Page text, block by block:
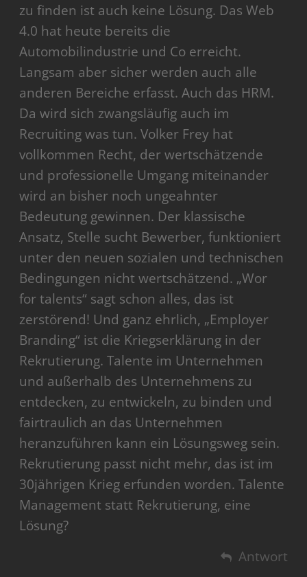
zu finden ist auch keine Lösung. Das Web
4.0 hat heute bereits die
Automobilindustrie und Co erreicht.
Langsam aber sicher werden auch alle
anderen Bereiche erfasst. Auch das HRM.
Da wird sich zwangsläufig auch im
Recruiting was tun. Volker Frey hat
vollkommen Recht, der wertschätzende
und professionelle Umgang miteinander
wird an bisher noch ungeahnter
Bedeutung gewinnen. Der klassische
Ansatz, Stelle sucht Bewerber, funktioniert
unter den neuen sozialen und technischen
Bedingungen nicht wertschätzend. „Wor
for talents“ sagt schon alles, das ist
zerstörend! Und ganz ehrlich, „Employer
Branding“ ist die Kriegserklärung in der
Rekrutierung. Talente im Unternehmen
und außerhalb des Unternehmens zu
entdecken, zu entwickeln, zu binden und
fairtraulich an das Unternehmen
heranzuführen kann ein Lösungsweg sein.
Rekrutierung passt nicht mehr, das ist im
30jährigen Krieg erfunden worden. Talente
Management statt Rekrutierung, eine
Lösung?
Antwort